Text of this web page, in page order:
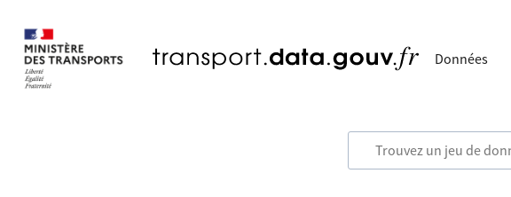
Données